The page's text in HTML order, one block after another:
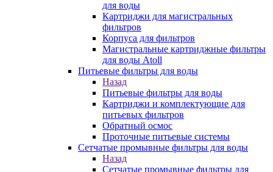
для воды
Картриджи для магистральных
фильтров
Корпуса для фильтров
Магистральные картриджные фильтры
для воды Atoll
Питьевые фильтры для воды
Назад
Питьевые фильтры для воды
Картриджи и комплектующие для
питьевых фильтров
Обратный осмос
Проточные питьевые системы
Сетчатые промывные фильтры для воды
Назад
Сетчатые промывные фильтры для